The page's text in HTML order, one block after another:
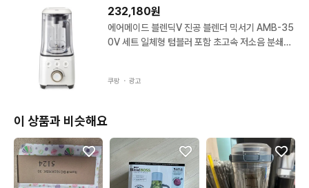
232,180원
에어메이드 블렌딕V 진공 블렌더 믹서기 AMB-35
0V 세트 일체형 텀블러 포함 초고속 저소음 분쇄기
쿠팡 ・ 광고
이 상품과 비슷해요